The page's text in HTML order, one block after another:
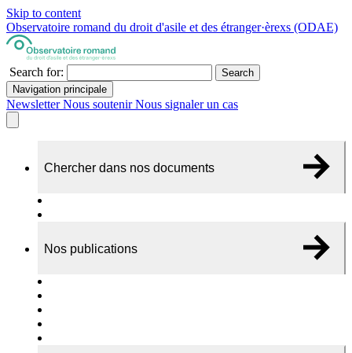
Skip to content
Observatoire romand du droit d'asile et des étranger·èrexs (ODAE)
Search for:
Search
Navigation principale
NewsletterNous soutenirNous signaler un cas
Chercher dans nos documents
Nos publications